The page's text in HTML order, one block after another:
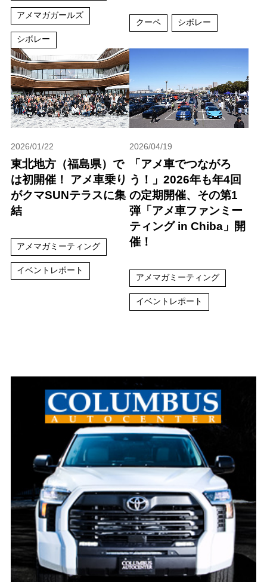
アメマガガールズ
シボレー
クーペ シボレー
2026/01/22
東北地方（福島県）で
は初開催！ アメ車乗り
がクマSUNテラスに集
結
アメマガミーティング
イベントレポート
2026/04/19
「アメ車でつながろ
う！」2026年も年4回
の定期開催、その第1
弾「アメ車ファンミー
ティング in Chiba」開
催！
アメマガミーティング
イベントレポート